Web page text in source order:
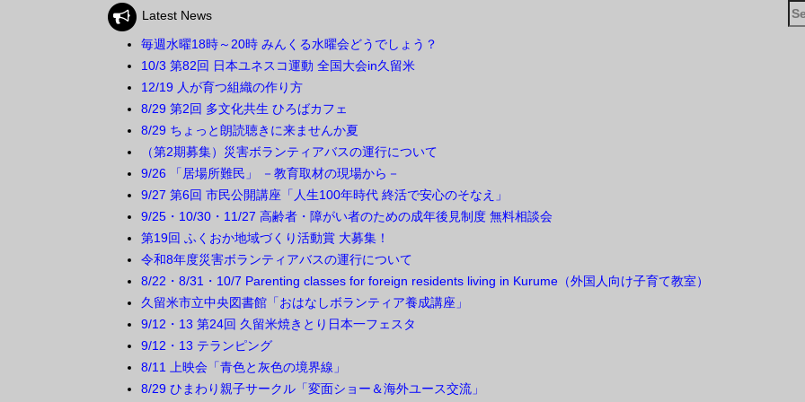
Latest News
毎週水曜18時～20時 みんくる水曜会どうでしょう？
10/3 第82回 日本ユネスコ運動 全国大会in久留米
12/19 人が育つ組織の作り方
8/29 第2回 多文化共生 ひろばカフェ
8/29 ちょっと朗読聴きに来ませんか夏
（第2期募集）災害ボランティアバスの運行について
9/26 「居場所難民」 －教育取材の現場から－
9/27 第6回 市民公開講座「人生100年時代 終活で安心のそなえ」
9/25・10/30・11/27 高齢者・障がい者のための成年後見制度 無料相談会
第19回 ふくおか地域づくり活動賞 大募集！
令和8年度災害ボランティアバスの運行について
8/22・8/31・10/7 Parenting classes for foreign residents living in Kurume（外国人向け子育て教室）
久留米市立中央図書館「おはなしボランティア養成講座」
9/12・13 第24回 久留米焼きとり日本一フェスタ
9/12・13 テランピング
8/11 上映会「青色と灰色の境界線」
8/29 ひまわり親子サークル「変面ショー＆海外ユース交流」